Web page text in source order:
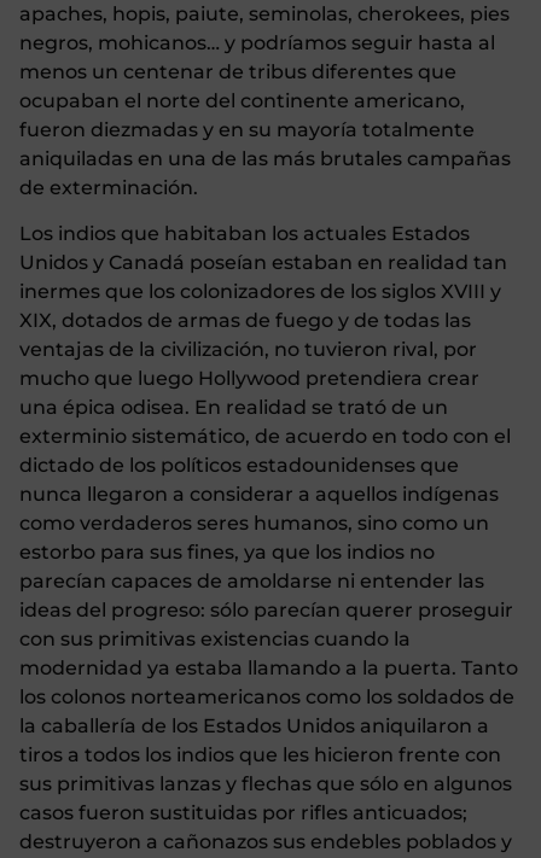
apaches, hopis, paiute, seminolas, cherokees, pies
negros, mohicanos… y podríamos seguir hasta al
menos un centenar de tribus diferentes que
ocupaban el norte del continente americano,
fueron diezmadas y en su mayoría totalmente
aniquiladas en una de las más brutales campañas
de exterminación.
Los indios que habitaban los actuales Estados
Unidos y Canadá poseían estaban en realidad tan
inermes que los colonizadores de los siglos XVIII y
XIX, dotados de armas de fuego y de todas las
ventajas de la civilización, no tuvieron rival, por
mucho que luego Hollywood pretendiera crear
una épica odisea. En realidad se trató de un
exterminio sistemático, de acuerdo en todo con el
dictado de los políticos estadounidenses que
nunca llegaron a considerar a aquellos indígenas
como verdaderos seres humanos, sino como un
estorbo para sus fines, ya que los indios no
parecían capaces de amoldarse ni entender las
ideas del progreso: sólo parecían querer proseguir
con sus primitivas existencias cuando la
modernidad ya estaba llamando a la puerta. Tanto
los colonos norteamericanos como los soldados de
la caballería de los Estados Unidos aniquilaron a
tiros a todos los indios que les hicieron frente con
sus primitivas lanzas y flechas que sólo en algunos
casos fueron sustituidas por rifles anticuados;
destruyeron a cañonazos sus endebles poblados y